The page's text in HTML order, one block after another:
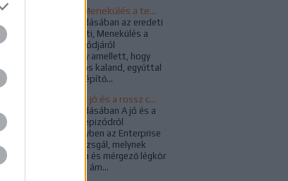
Impulzus Napló – Menekülés a tegnapba
Az Impulzus 161. adásában az eredeti
sorozat utolsó előtti, Menekülés a
tegnapba című epizódjáról
beszélgettünk, mely amellett, hogy
klasszikus időutazós kaland, egyúttal
jól sikerült karakterépítő...
Impulzus Napló - A jó és a rossz csatája
Az Impulzus 160. adásában A jó és a
rossz csatája című epizódról
beszélgettünk, melyben az Enterprise
egy olyan bolygót vizsgál, melynek
felszínét olvadt láva és mérgező légkör
teszi lakhatatlanná, ám...